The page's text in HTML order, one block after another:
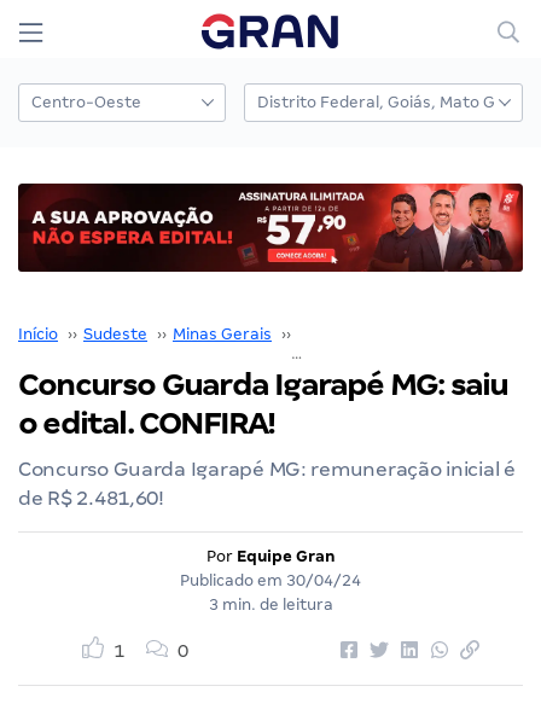
Início ›› Sudeste ›› Minas Gerais ››
Concurso Guarda Igarapé MG: saiu
o edital. CONFIRA!
Concurso Guarda Igarapé MG: remuneração inicial é
de R$ 2.481,60!
Por Equipe Gran
Publicado em 30/04/24
3 min. de leitura
1 0